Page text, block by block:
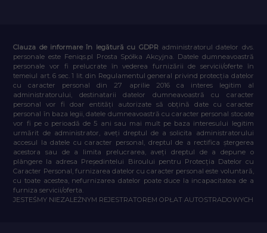
Clauza de informare în legătură cu GDPR administratorul datelor dvs.
personale este Feniqs.pl Prosta Spółka Akcyjna. Datele dumneavoastră
personale vor fi prelucrate în vederea furnizării de servicii/oferte în
temeiul art. 6 sec. 1 lit. din Regulamentul general privind protecția datelor
cu caracter personal din 27 aprilie 2016 ca interes legitim al
administratorului, destinatarii datelor dumneavoastră cu caracter
personal vor fi doar entități autorizate să obțină date cu caracter
personal în baza legii, datele dumneavoastră cu caracter personal stocate
vor fi pe o perioadă de 5 ani sau mai mult pe baza interesului legitim
urmărit de administrator, aveți dreptul de a solicita administratorului
accesul la datele cu caracter personal, dreptul de a rectifica ștergerea
acestora sau de a limita prelucrarea, aveți dreptul de a depune o
plângere la adresa Președintelui Biroului pentru Protecția Datelor cu
Caracter Personal, furnizarea datelor cu caracter personal este voluntară,
cu toate acestea, nefurnizarea datelor poate duce la incapacitatea de a
furniza servicii/oferta.
JESTEŚMY NIEZALEŻNYM REJESTRATOREM OPŁAT AUTOSTRADOWYCH